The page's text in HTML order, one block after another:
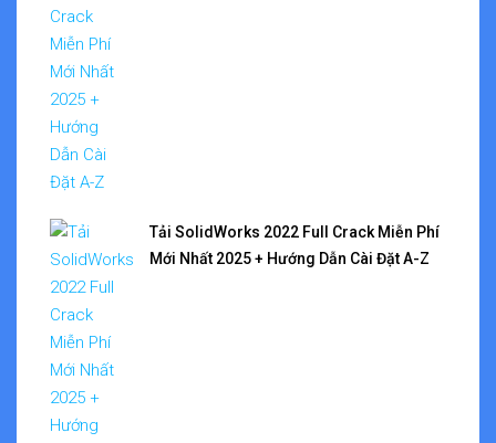
Tải SolidWorks 2022 Full Crack Miễn Phí
Mới Nhất 2025 + Hướng Dẫn Cài Đặt A-Z